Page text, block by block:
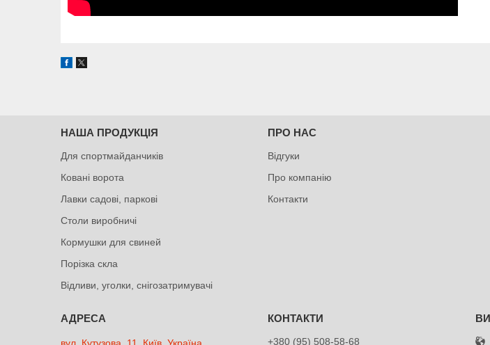
НАША ПРОДУКЦІЯ
Для спортмайданчиків
Ковані ворота
Лавки садові, паркові
Столи виробничі
Кормушки для свиней
Порізка скла
Відливи, уголки, снігозатримувачі
ПРО НАС
Відгуки
Про компанію
Контакти
+380 (95) 508-58-68